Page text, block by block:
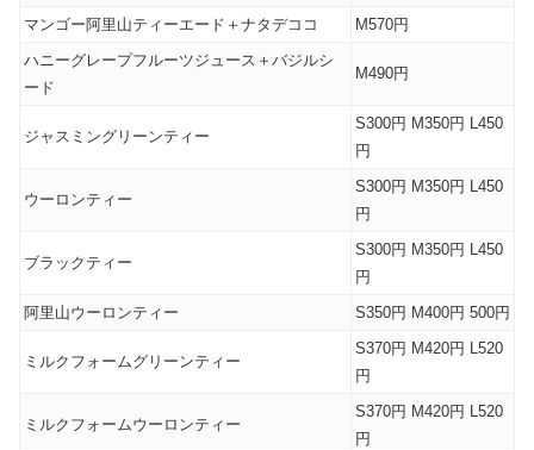
マンゴー阿里山ティーエード＋ナタデココ
M570円
ハニーグレープフルーツジュース＋バジルシ
ード
M490円
ジャスミングリーンティー
S300円 M350円 L450
円
ウーロンティー
S300円 M350円 L450
円
ブラックティー
S300円 M350円 L450
円
阿里山ウーロンティー
S350円 M400円 500円
ミルクフォームグリーンティー
S370円 M420円 L520
円
ミルクフォームウーロンティー
S370円 M420円 L520
円